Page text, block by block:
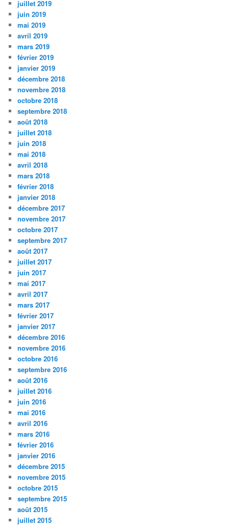
juillet 2019
juin 2019
mai 2019
avril 2019
mars 2019
février 2019
janvier 2019
décembre 2018
novembre 2018
octobre 2018
septembre 2018
août 2018
juillet 2018
juin 2018
mai 2018
avril 2018
mars 2018
février 2018
janvier 2018
décembre 2017
novembre 2017
octobre 2017
septembre 2017
août 2017
juillet 2017
juin 2017
mai 2017
avril 2017
mars 2017
février 2017
janvier 2017
décembre 2016
novembre 2016
octobre 2016
septembre 2016
août 2016
juillet 2016
juin 2016
mai 2016
avril 2016
mars 2016
février 2016
janvier 2016
décembre 2015
novembre 2015
octobre 2015
septembre 2015
août 2015
juillet 2015